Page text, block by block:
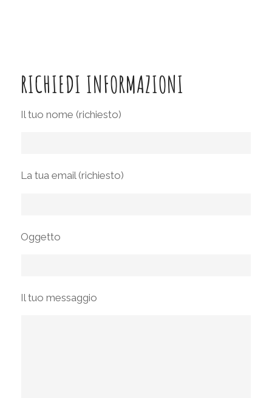
RICHIEDI INFORMAZIONI
Il tuo nome (richiesto)
La tua email (richiesto)
Oggetto
Il tuo messaggio